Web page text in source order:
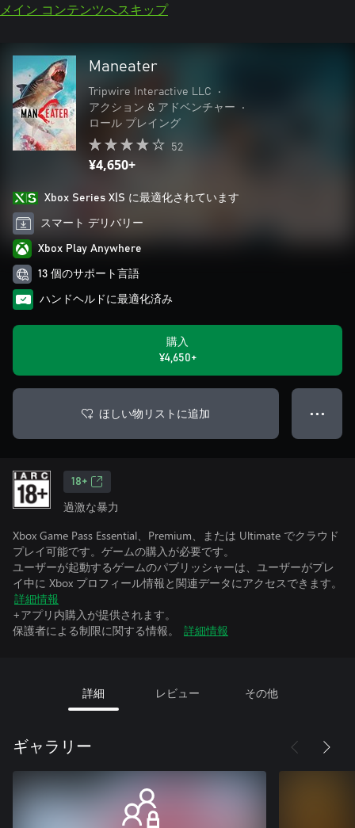
メイン コンテンツへスキップ
Maneater
Tripwire Interactive LLC
•
アクション & アドベンチャー
•
ロール プレイング
52
¥4,650+
Xbox Series X|S に最適化されています
スマート デリバリー
Xbox Play Anywhere
13 個のサポート言語
ハンドヘルドに最適化済み
購入
¥4,650+
ほしい物リストに追加 ● ● ●
18+
過激な暴力
Xbox Game Pass Essential、Premium、または Ultimate でクラウド
プレイ可能です。ゲームの購入が必要です。
ユーザーが起動するゲームのパブリッシャーは、ユーザーがプレ
イ中に Xbox プロフィール情報と関連データにアクセスできます。
詳細情報
+アプリ内購入が提供されます。
保護者による制限に関する情報。
詳細情報
詳細 レビュー その他
ギャラリー